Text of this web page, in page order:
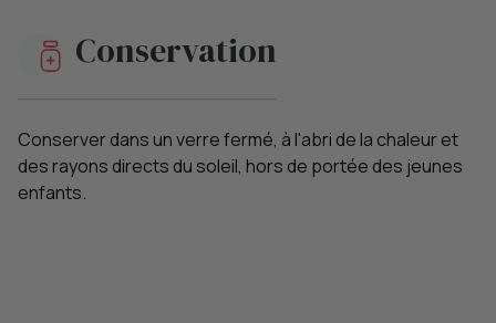
Conservation
Conserver dans un verre fermé, à l'abri de la chaleur et
des rayons directs du soleil, hors de portée des jeunes
enfants.